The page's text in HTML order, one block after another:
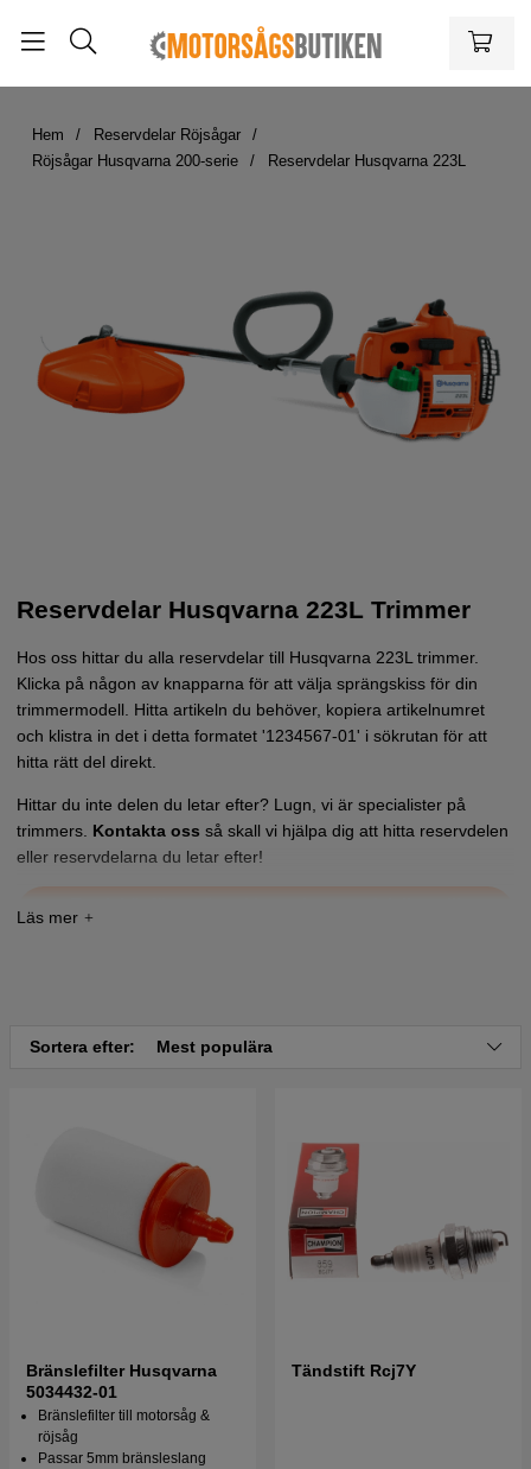
Hem
Reservdelar Röjsågar
Röjsågar Husqvarna 200-serie
Reservdelar Husqvarna 223L
Reservdelar Husqvarna 223L Trimmer
Hos oss hittar du alla reservdelar till Husqvarna 223L trimmer.
Klicka på någon av knapparna för att välja sprängskiss för din
trimmermodell. Hitta artikeln du behöver, kopiera artikelnumret
och klistra in det i detta formatet '1234567-01' i sökrutan för att
hitta rätt del direkt.
Hittar du inte delen du letar efter? Lugn, vi är specialister på
trimmers. Kontakta oss så skall vi hjälpa dig att hitta reservdelen
eller reservdelarna du letar efter!
Sortera efter: Mest populära
Bränslefilter Husqvarna
5034432-01
Bränslefilter till motorsåg &
röjsåg
Passar 5mm bränsleslang
Tändstift Rcj7Y